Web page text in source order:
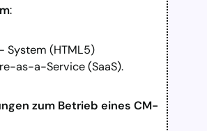
:
System (HTML5)
as-a-Service (SaaS).
zum Betrieb eines CM-